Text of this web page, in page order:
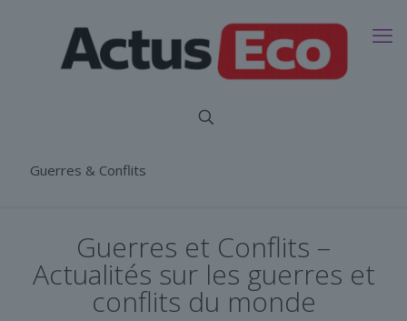
Guerres & Conflits
Guerres et Conflits –
Actualités sur les guerres et
conflits du monde